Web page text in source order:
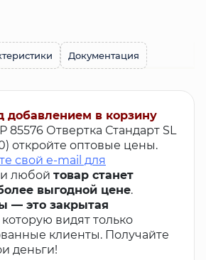
Документация
добавлением в корзину
85576 Отвертка Стандарт SL
откройте оптовые цены.
свой e-mail для
и любой товар станет
выгодной цене.
— это закрытая
которую видят только
клиенты. Получайте
деньги!